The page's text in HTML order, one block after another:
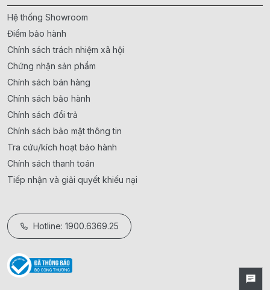
Hệ thống Showroom
Điểm bảo hành
Chính sách trách nhiệm xã hội
Chứng nhận sản phẩm
Chính sách bán hàng
Chính sách bảo hành
Chính sách đổi trả
Chính sách bảo mật thông tin
Tra cứu/kích hoạt bảo hành
Chính sách thanh toán
Tiếp nhận và giải quyết khiếu nại
Hotline: 1900.6369.25